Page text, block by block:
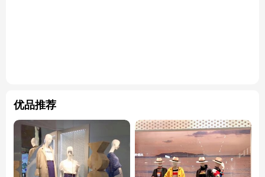
优品推荐